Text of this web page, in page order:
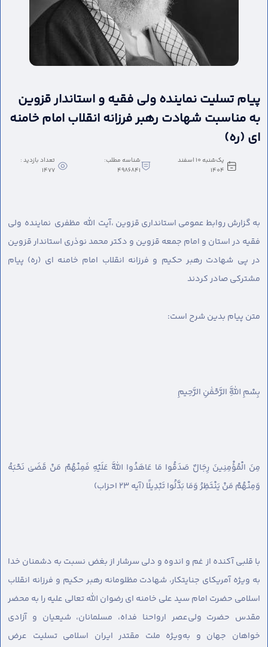
پیام تسلیت نماینده ولی فقیه و استاندار قزوین
به مناسبت شهادت رهبر فرزانه انقلاب امام خامنه
ای (ره)
یک‌شنبه 10 اسفند
1404
شناسه مطلب:
4986841
تعداد بازدید :
1477
به گزارش روابط عمومی استانداری قزوین ،آیت الله مظفری نماینده ولی
فقیه در استان و امام جمعه قزوین و دکتر محمد نوذری استاندار قزوین
در پی شهادت رهبر حکیم و فرزانه انقلاب امام خامنه ای (ره) پیام
مشترکی صادر کردند
متن پیام بدین شرح است:
بِسْمِ اللَّهِ الرَّحْمَٰنِ الرَّحِيمِ
مِنَ الْمُؤْمِنِينَ رِجَالٌ صَدَقُوا مَا عَاهَدُوا اللَّهَ عَلَيْهِ فَمِنْهُمْ مَنْ قَضَىٰ نَحْبَهُ
وَمِنْهُمْ مَنْ يَنْتَظِرُ وَمَا بَدَّلُوا تَبْدِيلًا (آیه 23 احزاب)
با قلبی آکنده از غم و اندوه و دلی سرشار از بغض نسبت به دشمنان خدا
به ویژه آمریکای جنایتکار، شهادت مظلومانه رهبر حکیم و فرزانه انقلاب
اسلامی حضرت امام سید علی خامنه ای رضوان الله تعالی علیه را به محضر
مقدس حضرت ولی‌عصر ارواحنا فداه، مسلمانان، شیعیان و آزادی
خواهان جهان و به‌ویژه ملت مقتدر ایران اسلامی تسلیت عرض